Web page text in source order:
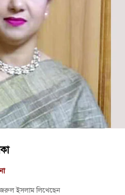
সহ-সভাপতি মাহবুব আনোয়ার বাবলুর
বাজেট ঘোষণা
ইয়াবা ও ৫০ গ্রাম গাঁজাসহ ৩ মাদক কারবারি
ইসলাম লিখেছেন